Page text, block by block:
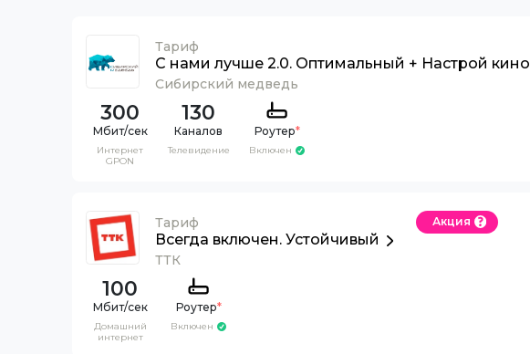
Тариф
С нами лучше 2.0. Оптимальный + Настрой кино
Сибирский медведь
300
Интернет
GPON
130
Каналов
Телевидение
Роутер*
Включен
Тариф
Всегда включен. Устойчивый
ТТК
Акция
100
Домашний
интернет
Роутер*
Включен